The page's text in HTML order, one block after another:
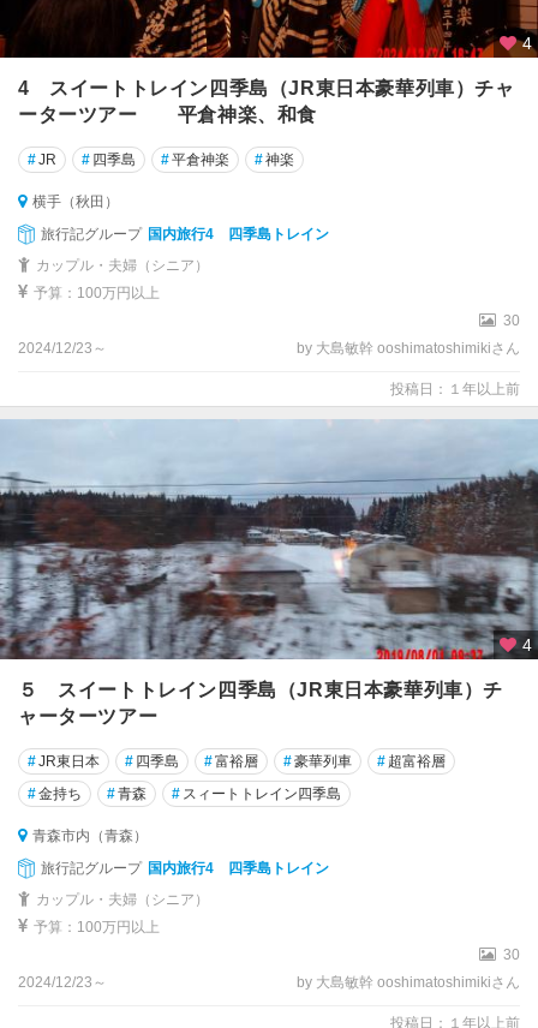
4
4 スイートトレイン四季島（JR東日本豪華列車）チャ
ーターツアー 平倉神楽、和食
#JR # 四季島 #平倉神楽 #神楽
横手（秋田）
旅行記グループ 国内旅行4 四季島トレイン
カップル・夫婦（シニア）
予算：100万円以上
30
2024/12/23～
by 大島敏幹 ooshimatoshimikiさん
投稿日：１年以上前
4
５ スイートトレイン四季島（JR東日本豪華列車）チ
ャーターツアー
#JR東日本 # 四季島 #富裕層 #豪華列車 # 超富裕層
#金持ち #青森 # スィートトレイン四季島
青森市内（青森）
旅行記グループ 国内旅行4 四季島トレイン
カップル・夫婦（シニア）
予算：100万円以上
30
2024/12/23～
by 大島敏幹 ooshimatoshimikiさん
投稿日：１年以上前